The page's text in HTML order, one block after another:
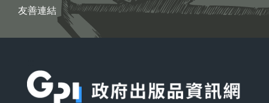
友善連結